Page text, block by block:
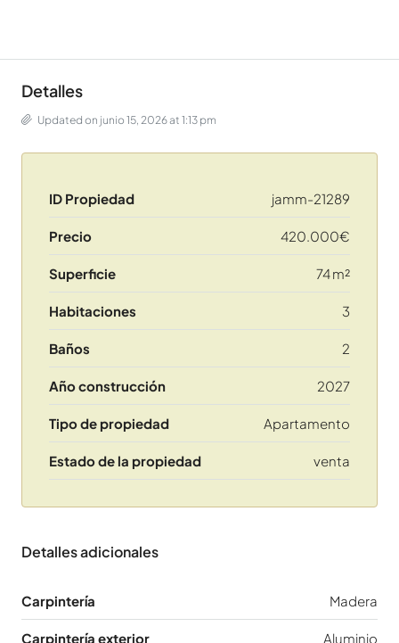
Detalles
Updated on junio 15, 2026 at 1:13 pm
ID Propiedad jamm-21289
Precio 420.000€
Superficie 74 m²
Habitaciones 3
Baños 2
Año construcción 2027
Tipo de propiedad Apartamento
Estado de la propiedad venta
Detalles adicionales
Carpintería Madera
Carpintería exterior Aluminio